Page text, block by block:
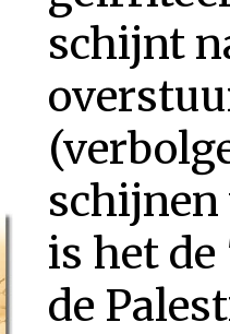
schijnt
schijnen
is het
de